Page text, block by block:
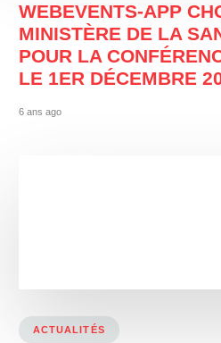
WEBEVENTS-APP
MINISTÈRE DE LA
POUR LA
LE 1ER DÉCEMBRE
6 ans ago
ACTUALITÉS